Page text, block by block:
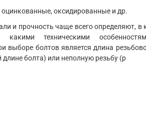
оксидированные и др.
и прочность чаще всего определяют, в
какими техническими
болтов является длина
болта) или неполную резьбу (р